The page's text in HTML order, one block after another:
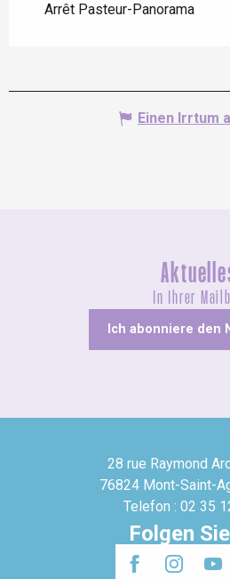
Arrêt Pasteur-Panorama
Einen Irrtum
In Ihrer
Ich abonniere den
28 rue Raymond
76824 Mont-Saint-
Telefon : 02 35
Folgen